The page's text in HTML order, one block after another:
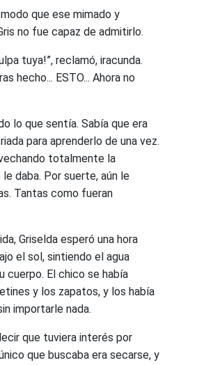
que ese mimado y
no fue capaz de admitirlo.
tuya!”, reclamó, iracunda.
hecho... ESTO... Ahora no
lo que sentía. Sabía que era
para aprenderlo de una vez.
totalmente la
daba. Por suerte, aún le
Tantas como fueran
Griselda esperó una hora
el sol, sintiendo el agua
cuerpo. El chico se había
y los zapatos, y los había
importarle nada.
que tuviera interés por
que buscaba era secarse, y